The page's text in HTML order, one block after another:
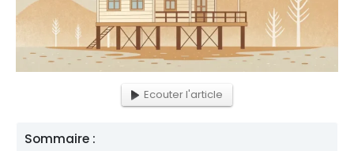
Ecouter l'article
Sommaire :